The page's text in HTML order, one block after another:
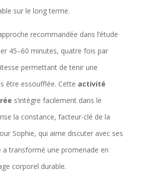
sur le long terme.
recommandée dans l’étude
45–60 minutes, quatre fois par
permettant de tenir une
être essoufflée. Cette activité
s’intègre facilement dans le
la constance, facteur-clé de la
Sophie, qui aime discuter avec ses
a transformé une promenade en
corporel durable.